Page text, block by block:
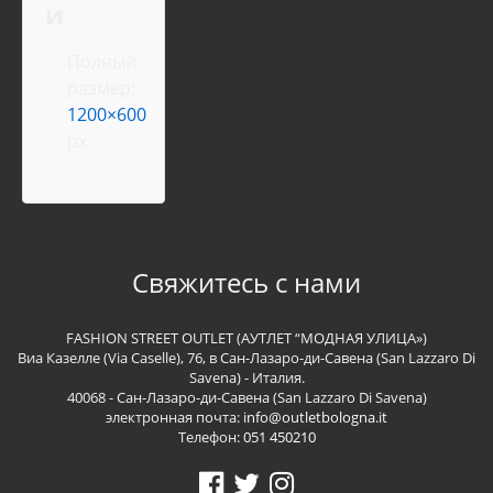
1200×600
Свяжитесь с нами
FASHION STREET OUTLET (АУТЛЕТ “МОДНАЯ УЛИЦА»)
Виа Казелле (Via Caselle), 76, в Сан-Лазаро-ди-Савена (San Lazzaro Di
Savena) - Италия.
40068 - Сан-Лазаро-ди-Савена (San Lazzaro Di Savena)
электронная почта: info@outletbologna.it
Телефон:051 450210